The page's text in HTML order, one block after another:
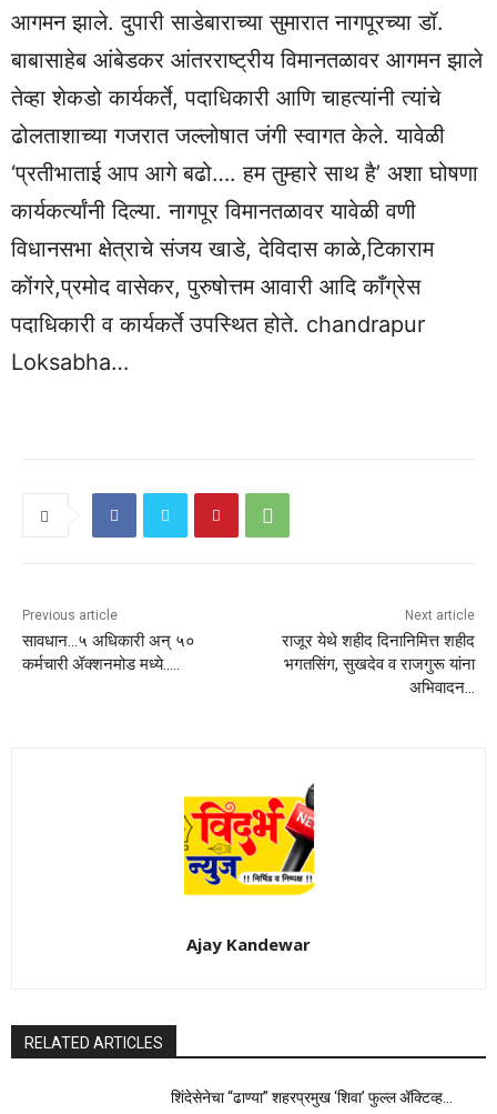
आगमन झाले. दुपारी साडेबाराच्या सुमारात नागपूरच्या डॉ.
बाबासाहेब आंबेडकर आंतरराष्ट्रीय विमानतळावर आगमन झाले
तेव्हा शेकडो कार्यकर्ते, पदाधिकारी आणि चाहत्यांनी त्यांचे
ढोलताशाच्या गजरात जल्लोषात जंगी स्वागत केले. यावेळी
‘प्रतीभाताई आप आगे बढो…. हम तुम्हारे साथ है’ अशा घोषणा
कार्यकर्त्यांनी दिल्या. नागपूर विमानतळावर यावेळी वणी
विधानसभा क्षेत्राचे संजय खाडे, देविदास काळे,टिकाराम
कोंगरे,प्रमोद वासेकर, पुरुषोत्तम आवारी आदि काँग्रेस
पदाधिकारी व कार्यकर्ते उपस्थित होते. chandrapur
Loksabha…
Previous article
सावधान…५ अधिकारी अन् ५०
कर्मचारी ॲक्शनमोड मध्ये…..
Next article
राजूर येथे शहीद दिनानिमित्त शहीद
भगतसिंग, सुखदेव व राजगुरू यांना
अभिवादन…
Ajay Kandewar
RELATED ARTICLES
शिंदेसेनेचा “ढाण्या” शहरप्रमुख ‘शिवा’ फुल्ल ॲक्टिव्ह…